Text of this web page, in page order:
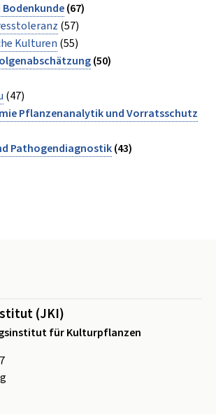
(67)
(57)
Kulturen (55)
(50)
(47)
Pflanzenanalytik und Vorratsschutz
Pathogendiagnostik(43)
(JKI)
für Kulturpflanzen